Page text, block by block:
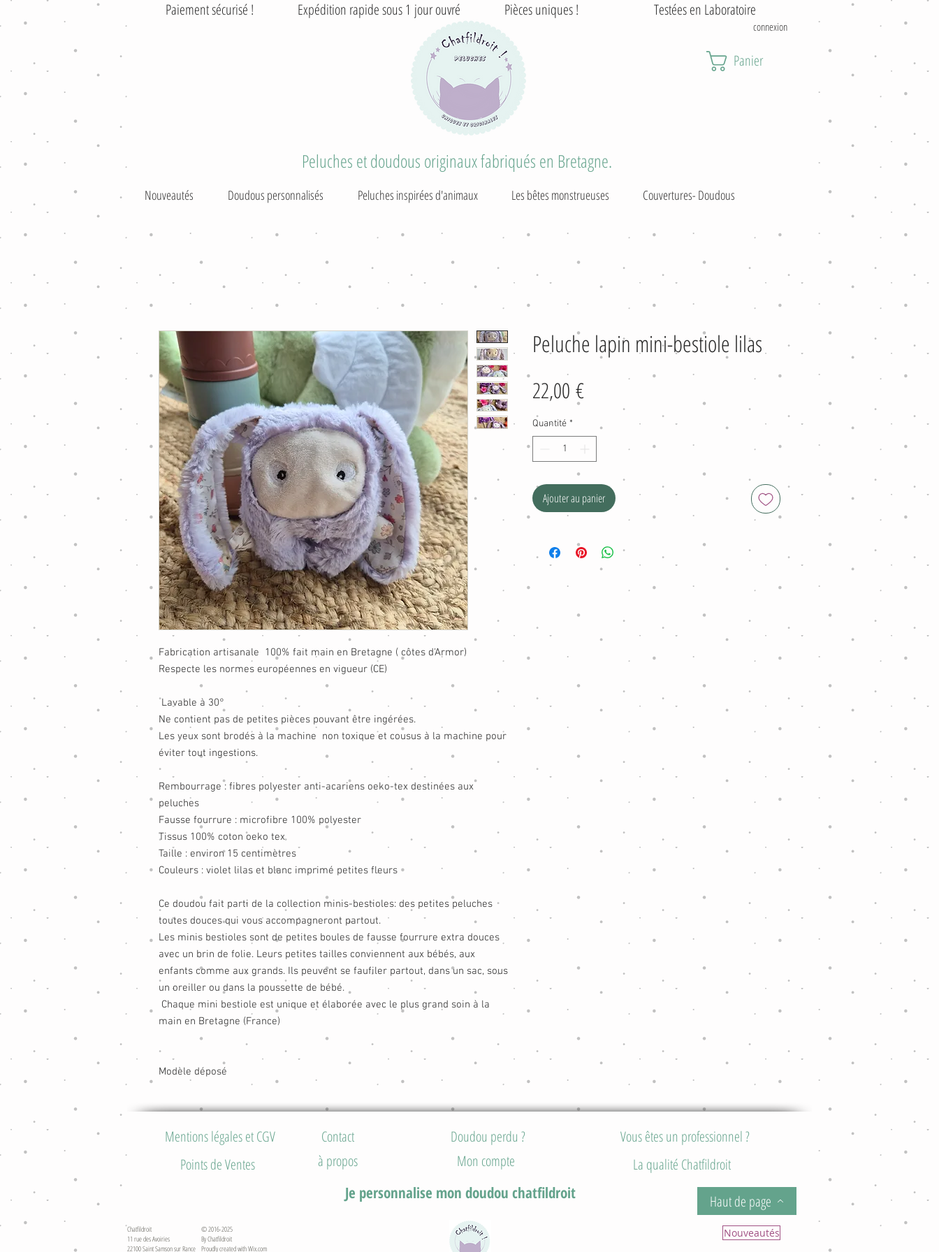
Paiement sécurisé ! Expédition rapide sous 1 jour ouvré Pièces uniques ! Testées en Laboratoire
connexion
Panier
Peluches et doudous originaux fabriqués en Bretagne.
Nouveautés Doudous personnalisés Peluches inspirées d'animaux Les bêtes monstrueuses Couvertures- Doudous
Fabrication artisanale 100% fait main en Bretagne ( côtes d'Armor)
Respecte les normes européennes en vigueur (CE)
Lavable à 30°
Ne contient pas de petites pièces pouvant être ingérées.
Les yeux sont brodés à la machine non toxique et cousus à la machine pour
éviter tout ingestions.
Rembourrage : fibres polyester anti-acariens oeko-tex destinées aux
peluches
Fausse fourrure : microfibre 100% polyester
Tissus 100% coton oeko tex
Taille : environ 15 centimètres
Couleurs : violet lilas et blanc imprimé petites fleurs
Ce doudou fait parti de la collection minis-bestioles: des petites peluches
toutes douces qui vous accompagneront partout.
Les minis bestioles sont de petites boules de fausse fourrure extra douces
avec un brin de folie. Leurs petites tailles conviennent aux bébés, aux
enfants comme aux grands. Ils peuvent se faufiler partout, dans un sac, sous
un oreiller ou dans la poussette de bébé.
Chaque mini bestiole est unique et élaborée avec le plus grand soin à la
main en Bretagne (France)
Modèle déposé
Peluche lapin mini-bestiole lilas
22,00 €Prix
Quantité *
Ajouter au panier
Mentions légales et CGV
Contact
Points de Ventes
à propos
Doudou perdu ?
Mon compte
Vous êtes un professionnel ?
La qualité Chatfildroit
Je personnalise mon doudou chatfildroit
Chatfildroit
11 rue des Avoiries
22100 Saint Samson sur Rance
© 2016-2025
By Chatfildroit
Proudly created withWix.com
Haut de page
Nouveautés